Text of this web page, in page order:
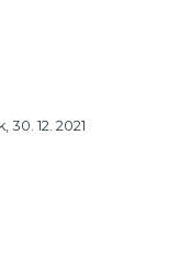
30. 12. 2021